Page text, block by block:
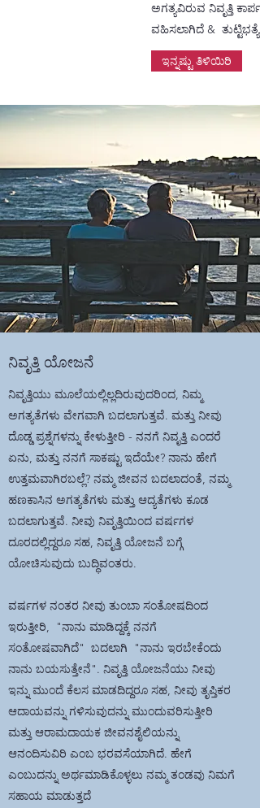
ಅಗತ್ಯವಿರುವ ನಿವೃತ್ತಿ
ವಹಿಸಲಾಗಿದೆ &
ಇನ್ನಷ್ಟು ತಿಳಿಯಿರಿ
ನಿವೃತ್ತಿ ಯೋಜನೆ
ನಿವೃತ್ತಿಯು ಮೂಲೆಯಲ್ಲಿಲ್ಲದಿರುವುದರಿಂದ, ನಿಮ್ಮ
ಅಗತ್ಯತೆಗಳು ವೇಗವಾಗಿ ಬದಲಾಗುತ್ತವೆ. ಮತ್ತು ನೀವು
ದೊಡ್ಡ ಪ್ರಶ್ನೆಗಳನ್ನು ಕೇಳುತ್ತೀರಿ - ನನಗೆ ನಿವೃತ್ತಿ ಎಂದರೆ
ಏನು, ಮತ್ತು ನನಗೆ ಸಾಕಷ್ಟು ಇದೆಯೇ? ನಾನು ಹೇಗೆ
ಉತ್ತಮವಾಗಿರಬಲ್ಲೆ? ನಮ್ಮ ಜೀವನ ಬದಲಾದಂತೆ, ನಮ್ಮ
ಹಣಕಾಸಿನ ಅಗತ್ಯತೆಗಳು ಮತ್ತು ಆದ್ಯತೆಗಳು ಕೂಡ
ಬದಲಾಗುತ್ತವೆ. ನೀವು ನಿವೃತ್ತಿಯಿಂದ ವರ್ಷಗಳ
ದೂರದಲ್ಲಿದ್ದರೂ ಸಹ, ನಿವೃತ್ತಿ ಯೋಜನೆ ಬಗ್ಗೆ
ಯೋಚಿಸುವುದು ಬುದ್ಧಿವಂತರು.
ವರ್ಷಗಳ ನಂತರ ನೀವು ತುಂಬಾ ಸಂತೋಷದಿಂದ
ಇರುತ್ತೀರಿ, "ನಾನು ಮಾಡಿದ್ದಕ್ಕೆ ನನಗೆ
ಸಂತೋಷವಾಗಿದೆ" ಬದಲಾಗಿ "ನಾನು ಇರಬೇಕೆಂದು
ನಾನು ಬಯಸುತ್ತೇನೆ". ನಿವೃತ್ತಿ ಯೋಜನೆಯು ನೀವು
ಇನ್ನು ಮುಂದೆ ಕೆಲಸ ಮಾಡದಿದ್ದರೂ ಸಹ, ನೀವು ತೃಪ್ತಿಕರ
ಆದಾಯವನ್ನು ಗಳಿಸುವುದನ್ನು ಮುಂದುವರಿಸುತ್ತೀರಿ
ಮತ್ತು ಆರಾಮದಾಯಕ ಜೀವನಶೈಲಿಯನ್ನು
ಆನಂದಿಸುವಿರಿ ಎಂಬ ಭರವಸೆಯಾಗಿದೆ. ಹೇಗೆ
ಎಂಬುದನ್ನು ಅರ್ಥಮಾಡಿಕೊಳ್ಳಲು ನಮ್ಮ ತಂಡವು ನಿಮಗೆ
ಸಹಾಯ ಮಾಡುತ್ತದೆ